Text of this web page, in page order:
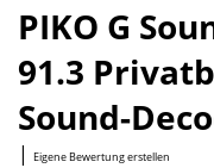
PIKO G
91.3
Sound-
| Eigene Bewertung erstellen